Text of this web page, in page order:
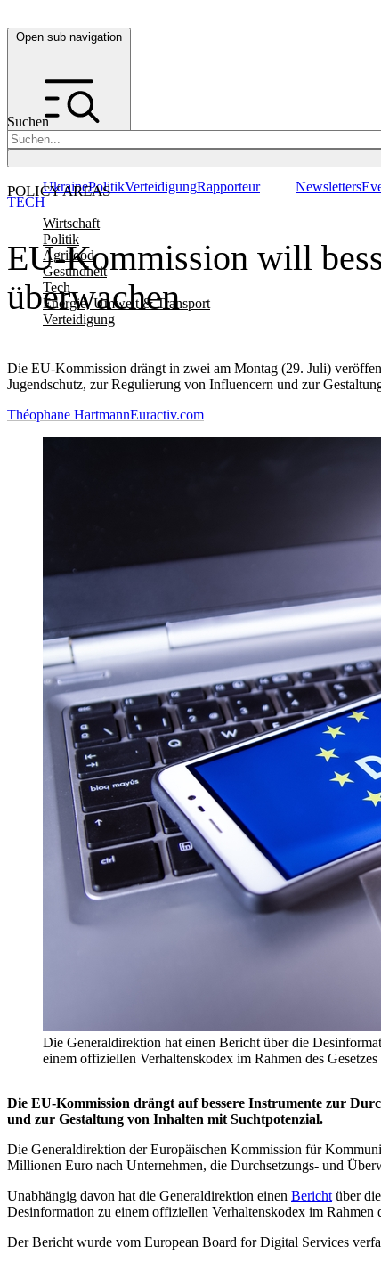
Open sub navigation
Suchen
POLICY AREAS
Wirtschaft
Politik
Agrifood
Gesundheit
Tech
Energie, Umwelt & Transport
Verteidigung
UkrainePolitikVerteidigungRapporteur Newsletters
EU-Kommission will
überwachen
Die EU-Kommission drängt in zwei am Montag (29. Juli)
Jugendschutz, zur Regulierung von Influencern und zur
TECH
Théophane HartmannEuractiv.com
Die Generaldirektion hat einen Bericht über die
einem offiziellen Verhaltenskodex im Rahmen des
Die EU-Kommission drängt auf bessere Instrumente zur
und zur Gestaltung von Inhalten mit Suchtpotenzial.
Die Generaldirektion der Europäischen Kommission für
Millionen Euro nach Unternehmen, die Durchsetzungs- und
Unabhängig davon hat die Generaldirektion einen Bericht über
Desinformation zu einem offiziellen Verhaltenskodex im
Der Bericht wurde vom European Board for Digital Services